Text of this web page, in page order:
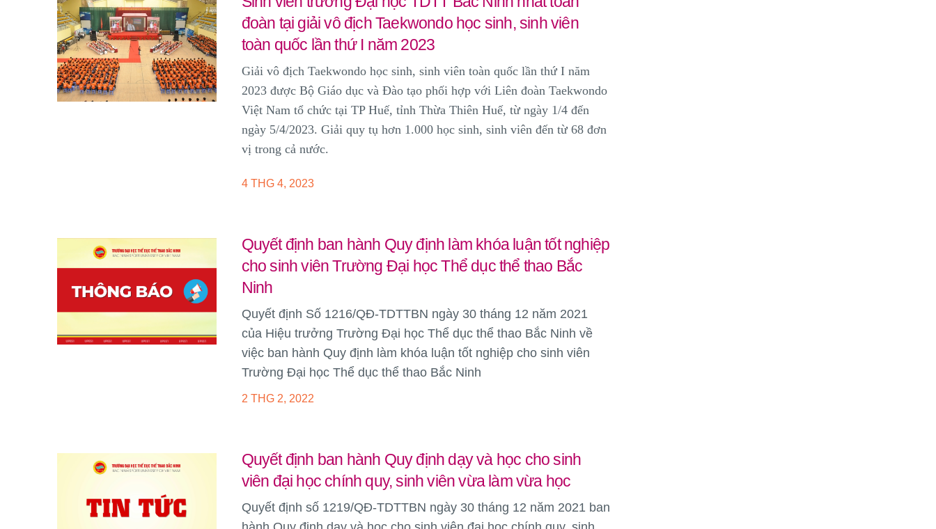
đoàn tại giải vô địch Taekwondo học sinh, sinh viên
toàn quốc lần thứ I năm 2023
Giải vô địch Taekwondo học sinh, sinh viên toàn quốc lần thứ I năm
2023 được Bộ Giáo dục và Đào tạo phối hợp với Liên đoàn Taekwondo
Việt Nam tổ chức tại TP Huế, tỉnh Thừa Thiên Huế, từ ngày 1/4 đến
ngày 5/4/2023. Giải quy tụ hơn 1.000 học sinh, sinh viên đến từ 68 đơn
vị trong cả nước.
4 THG 4, 2023
Quyết định ban hành Quy định làm khóa luận tốt nghiệp
cho sinh viên Trường Đại học Thể dục thể thao Bắc
Ninh
Quyết định Số 1216/QĐ-TDTTBN ngày 30 tháng 12 năm 2021
của Hiệu trưởng Trường Đại học Thể dục thể thao Bắc Ninh về
việc ban hành Quy định làm khóa luận tốt nghiệp cho sinh viên
Trường Đại học Thể dục thể thao Bắc Ninh
2 THG 2, 2022
Quyết định ban hành Quy định dạy và học cho sinh
viên đại học chính quy, sinh viên vừa làm vừa học
Quyết định số 1219/QĐ-TDTTBN ngày 30 tháng 12 năm 2021 ban